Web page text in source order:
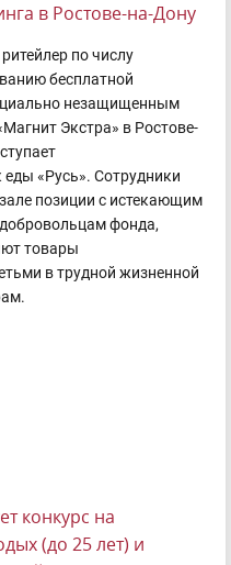
в Ростове-на-Дону
по числу
бесплатной
незащищенным
Экстра» в Ростове-
«Русь». Сотрудники
позиции с истекающим
фонда,
товары
в трудной жизненной
конкурс на
(до 25 лет) и